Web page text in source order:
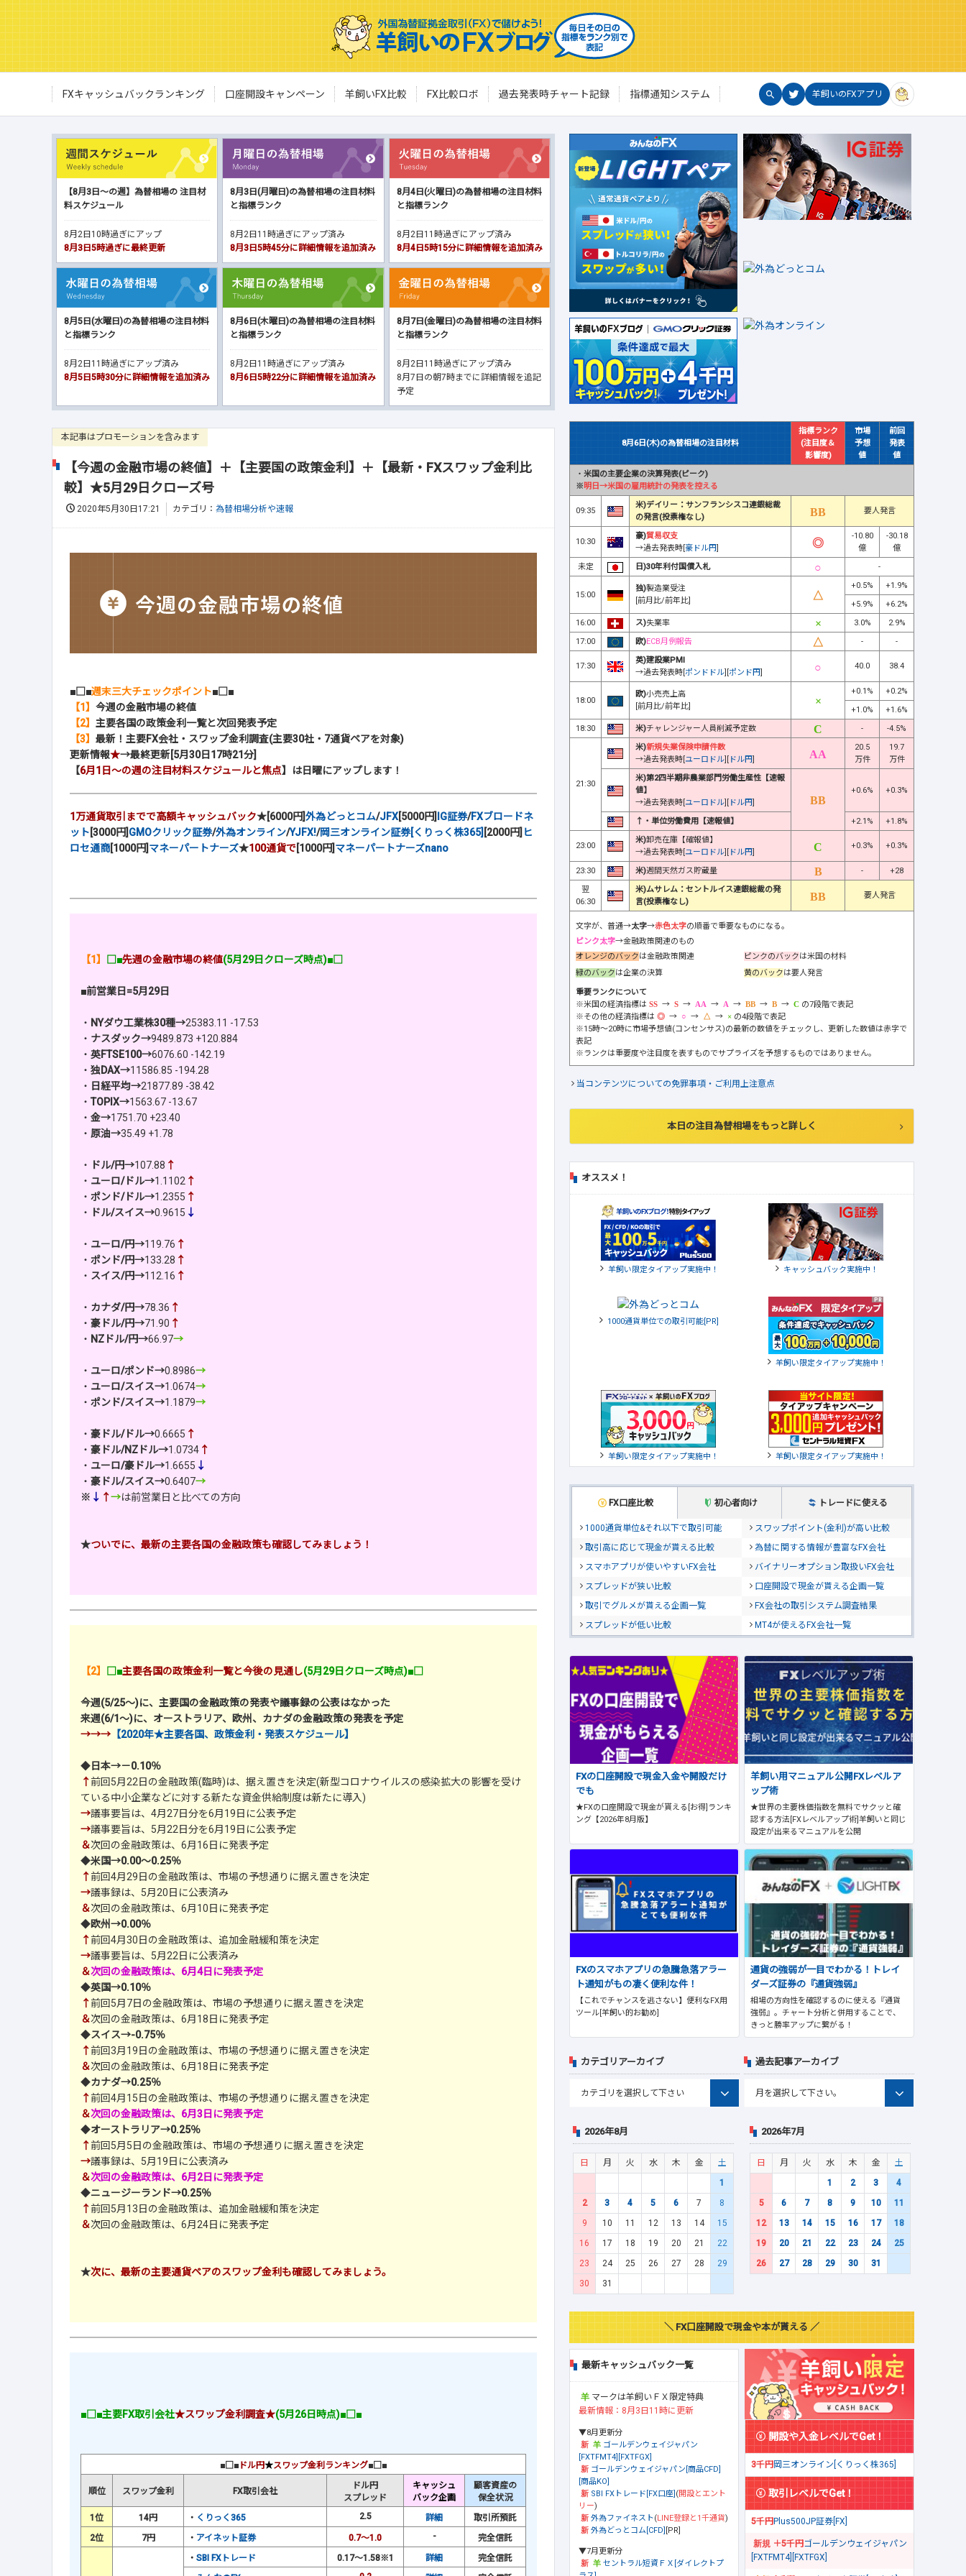
FXキャッシュバックランキング 口座開設キャンペーン 羊飼いFX比較 FX比較ロボ 過去発表時チャート記録 指標通知システム 羊飼いのFXアプリ
【8月3日～の週】為替相場の 注目材
料スケジュール
8月2日10時過ぎにアップ
8月3日5時過ぎに最終更新
8月3日(月曜日)の為替相場の注目材料
と指標ランク
8月2日11時過ぎにアップ済み
8月3日5時45分に詳細情報を追加済み
8月4日(火曜日)の為替相場の注目材料
と指標ランク
8月2日11時過ぎにアップ済み
8月4日5時15分に詳細情報を追加済み
8月5日(水曜日)の為替相場の注目材料
と指標ランク
8月2日11時過ぎにアップ済み
8月5日5時30分に詳細情報を追加済み
8月6日(木曜日)の為替相場の注目材料
と指標ランク
8月2日11時過ぎにアップ済み
8月6日5時22分に詳細情報を追加済み
8月7日(金曜日)の為替相場の注目材料
と指標ランク
8月2日11時過ぎにアップ済み
8月7日の朝7時までに詳細情報を追記
予定
本記事はプロモーションを含みます
【今週の金融市場の終値】＋【主要国の政策金利】＋【最新・FXスワップ金利比
較】★5月29日クローズ号
2020年5月30日17:21 カテゴリ： 為替相場分析や速報
■□■週末三大チェックポイント■□■
【1】 今週の金融市場の終値
【2】 主要各国の政策金利一覧と次回発表予定
【3】 最新！主要FX会社・スワップ金利調査(主要30社・7通貨ペアを対象)
更新情報★→最終更新[5月30日17時21分]
【6月1日～の週の注目材料スケジュールと焦点】は日曜にアップします！
1万通貨取引までで高額キャッシュバック★[6000円]外為どっとコム/JFX[5000円] IG証券/FXブロードネ
ット [3000円] GMOクリック証券/外為オンライン/YJFX!/岡三オンライン証券[くりっく株365] [2000円] ヒ
ロセ通商[1000円] マネーパートナーズ★100通貨で[1000円] マネーパートナーズnano
【1】 □■先週の金融市場の終値(5月29日クローズ時点)■□
■前営業日=5月29日
・ NYダウ工業株30種→25383.11 -17.53
・ ナスダック→9489.873 +120.884
・ 英FTSE100→6076.60 -142.19
・ 独DAX→11586.85 -194.28
・ 日経平均→21877.89 -38.42
・ TOPIX→1563.67 -13.67
・ 金→1751.70 +23.40
・ 原油→35.49 +1.78
・ ドル/円→107.88 ↑
・ ユーロ/ドル→1.1102 ↑
・ ポンド/ドル→1.2355 ↑
・
ドル/スイス→0.9615 ↓
・ ユーロ/円→119.76 ↑
・ ポンド/円→133.28 ↑
・ スイス/円→112.16 ↑
・ カナダ/円→78.36 ↑
・ 豪ドル/円→71.90 ↑
・ NZドル/円→66.97→
・ ユーロ/ポンド→0.8986→
・ ユーロ/スイス→1.0674→
・ ポンド/スイス→1.1879→
・ 豪ドル/ドル→0.6665 ↑
・ 豪ドル/NZドル→1.0734 ↑
・ ユーロ/豪ドル→1.6655 ↓
・ 豪ドル/スイス→0.6407→
※ ↓ ↑→は前営業日と比べての方向
★ついでに、最新の主要各国の金融政策も確認してみましょう！
【2】 □■主要各国の政策金利一覧と今後の見通し(5月29日クローズ時点)■□
今週(5/25～)に、主要国の金融政策の発表や議事録の公表はなかった
来週(6/1～)に、オーストラリア、欧州、カナダの金融政策の発表を予定
→→→ 【2020年★主要各国、政策金利・発表スケジュール】
◆ 日本→－0.10％
↑前回5月22日の金融政策(臨時)は、据え置きを決定(新型コロナウイルスの感染拡大の影響を受け
ている中小企業などに対する新たな資金供給制度は新たに導入)
→議事要旨は、4月27日分を6月19日に公表予定
→議事要旨は、5月22日分を6月19日に公表予定
＆次回の金融政策は、6月16日に発表予定
◆米国→0.00～0.25％
↑前回4月29日の金融政策は、市場の予想通りに据え置きを決定
→議事録は、5月20日に公表済み
＆次回の金融政策は、6月10日に発表予定
◆欧州→0.00％
↑前回4月30日の金融政策は、追加金融緩和策を決定
→議事要旨は、5月22日に公表済み
＆次回の金融政策は、6月4日に発表予定
◆英国→0.10％
↑前回5月7日の金融政策は、市場の予想通りに据え置きを決定
＆次回の金融政策は、6月18日に発表予定
◆スイス→-0.75％
↑前回3月19日の金融政策は、市場の予想通りに据え置きを決定
＆次回の金融政策は、6月18日に発表予定
◆カナダ→0.25％
↑前回4月15日の金融政策は、市場の予想通りに据え置きを決定
＆次回の金融政策は、6月3日に発表予定
◆オーストラリア→0.25％
↑前回5月5日の金融政策は、市場の予想通りに据え置きを決定
→議事録は、5月19日に公表済み
＆次回の金融政策は、6月2日に発表予定
◆ニュージーランド→0.25％
↑前回5月13日の金融政策は、追加金融緩和策を決定
＆次回の金融政策は、6月24日に発表予定
★次に、最新の主要通貨ペアのスワップ金利も確認してみましょう。
■□■主要FX取引会社★スワップ金利調査★(5月26日時点)■□■
■□■ ドル円★スワップ金利ランキング■□■
順位 スワップ金利 FX取引会社
ドル円
スプレッド
キャッシュ
バック企画
顧客資産の
保全状況
1位
14円 ・ くりっく365 2.5 詳細
取引所預託
2位
7円 ・ アイネット証券 0.7～1.0 -
完全信託
・ SBI FXトレード 0.17～1.58※1 詳細
完全信託
8月6日(木)の為替相場の注目材料
指標ランク
(注目度＆
影響度)
市場
予想
値
前回
発表
値
・ 米国の主要企業の決算発表(ピーク)
※明日→米国の雇用統計の発表を控える
09:35
米)デイリー：サンフランシスコ連銀総裁
の発言(投票権なし)
要人発言
10:30
豪)貿易収支
→過去発表時[豪ドル円]
-10.80
億
-30.18
億
未定
日)30年利付国債入札 -
15:00
独)製造業受注
[前月比/前年比]
+0.5%
+1.9%
+5.9%
+6.2%
16:00
ス)失業率 3.0%
2.9%
17:00
欧)ECB月例報告 - -
17:30
英)建設業PMI
→過去発表時[ポンドドル][ポンド円]
40.0 38.4
18:00
欧)小売売上高
[前月比/前年比]
+0.1%
+0.2%
+1.0%
+1.6%
18:30
米)チャレンジャー人員削減予定数 - -4.5%
21:30
米)新規失業保険申請件数
→過去発表時[ユーロドル][ ドル円]
20.5
万件
19.7
万件
米)第2四半期非農業部門労働生産性【速報
値】
→過去発表時[ユーロドル][ ドル円]
+0.6% +0.3%
↑・単位労働費用【速報値】 +2.1% +1.8%
23:00
米)卸売在庫【確報値】
→過去発表時[ユーロドル][ ドル円]
+0.3% +0.3%
23:30 米)週間天然ガス貯蔵量 -
+28
翌
06:30
米)ムサレム：セントルイス連銀総裁の発
言(投票権なし)
要人発言
文字が、普通→太字→赤色太字の順番で重要なものになる。
ピンク太字→金融政策関連のもの
オレンジのバックは金融政策関連 ピンクのバックは米国の材料
緑のバックは企業の決算 黄のバックは要人発言
重要ランクについて
※米国の経済指標は
→ → → → → →
の7段階で表記
※その他の経済指標は
→ → →
の4段階で表記
※15時～20時に市場予想値(コンセンサス)の最新の数値をチェックし、更新した数値は赤字で
表記
※ランクは重要度や注目度を表すものでサプライズを予想するものではありません。
当コンテンツについての免罪事項・ご利用上注意点
本日の注目為替相場をもっと詳しく
オススメ！
羊飼い限定タイアップ実施中！ キャッシュバック実施中！
1000通貨単位での取引可能[PR]
羊飼い限定タイアップ実施中！
羊飼い限定タイアップ実施中！ 羊飼い限定タイアップ実施中！
FX口座比較 初心者向け トレードに使える
1000通貨単位&それ以下で取引可能
スワップポイント(金利)が高い比較
取引高に応じて現金が貰える比較
為替に関する情報が豊富なFX会社
スマホアプリが使いやすいFX会社
バイナリーオプション取扱いFX会社
スプレッドが狭い比較
口座開設で現金が貰える企画一覧
取引でグルメが貰える企画一覧
FX会社の取引システム調査結果
スプレッドが低い比較
MT4が使えるFX会社一覧
FXの口座開設で現金入金や開設だけ
でも
★FXの口座開設で現金が貰える[お得]ランキ
ング【2026年8月版】
羊飼い用マニュアル公開FXレベルア
ップ術
★世界の主要株価指数を無料でサクッと確
認する方法[FXレベルアップ術]羊飼いと同じ
設定が出来るマニュアルを公開
FXのスマホアプリの急騰急落アラー
ト通知がもの凄く便利な件！
【これでチャンスを逃さない】便利なFX用
ツール[羊飼い的お勧め]
通貨の強弱が一目でわかる！トレイ
ダーズ証券の『通貨強弱』
相場の方向性を確認するのに使える『通貨
強弱』。チャート分析と併用することで、
きっと勝率アップに繋がる！
カテゴリアーカイブ 過去記事アーカイブ
2026年8月
日 月 火 水 木 金
土
1
2
3 4 5 6 7
8
9
10 11 12 13 14
15
16
17 18 19 20 21
22
23
24 25 26 27 28
29
30
31
2026年7月
日 月 火 水 木 金
土
1
2 3
4
5
6 7 8 9 10
11
12
13 14 15 16 17
18
19
20 21 22 23 24
25
26
27 28 29 30 31
＼ FX口座開設で現金や本が貰える ／
最新キャッシュバック一覧
マークは羊飼いＦＸ限定特典
最新情報：8月3日11時に更新
▼8月更新分
ゴールデンウェイジャパン
[FXTFMT4][FXTFGX]
ゴールデンウェイジャパン[商品CFD]
[商品KO]
SBI FXトレード[FX口座] (開設とエント
リー)
外為ファイネスト(LINE登録と1千通貨)
外為どっとコム[CFD] [PR]
▼7月更新分
セントラル短資ＦＸ[ダイレクトプ
開設や入金レベルでGet！
3千円岡三オンライン[くりっく株365]
取引レベルでGet！
5千円Plus500JP証券[FX]
＋5千円ゴールデンウェイジャパン
[FXTFMT4][FXTFGX]